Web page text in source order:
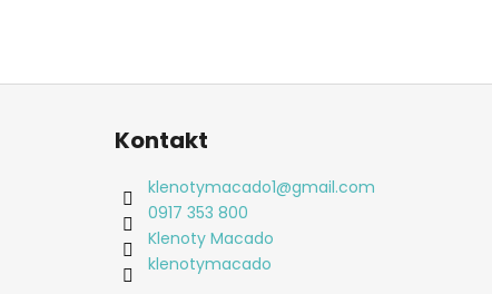
Z
Kontakt
klenotymacado1@gmail.com
0917 353 800
Klenoty Macado
klenotymacado